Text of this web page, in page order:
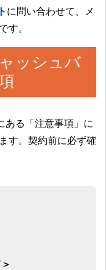
に問い合わせて、メ
す。
ッシュバ
ある「注意事項」に
す。契約前に必ず確